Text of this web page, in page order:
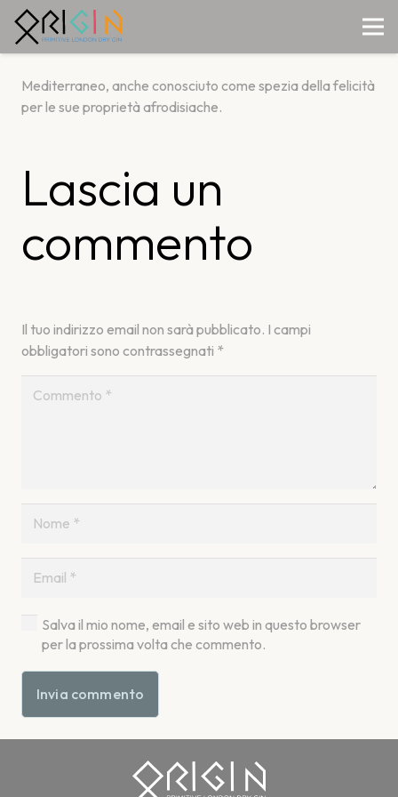
Mediterraneo, anche conosciuto come spezia della felicità
per le sue proprietà afrodisiache.
Lascia un
commento
Il tuo indirizzo email non sarà pubblicato. I campi
obbligatori sono contrassegnati *
Salva il mio nome, email e sito web in questo browser
per la prossima volta che commento.
Invia commento